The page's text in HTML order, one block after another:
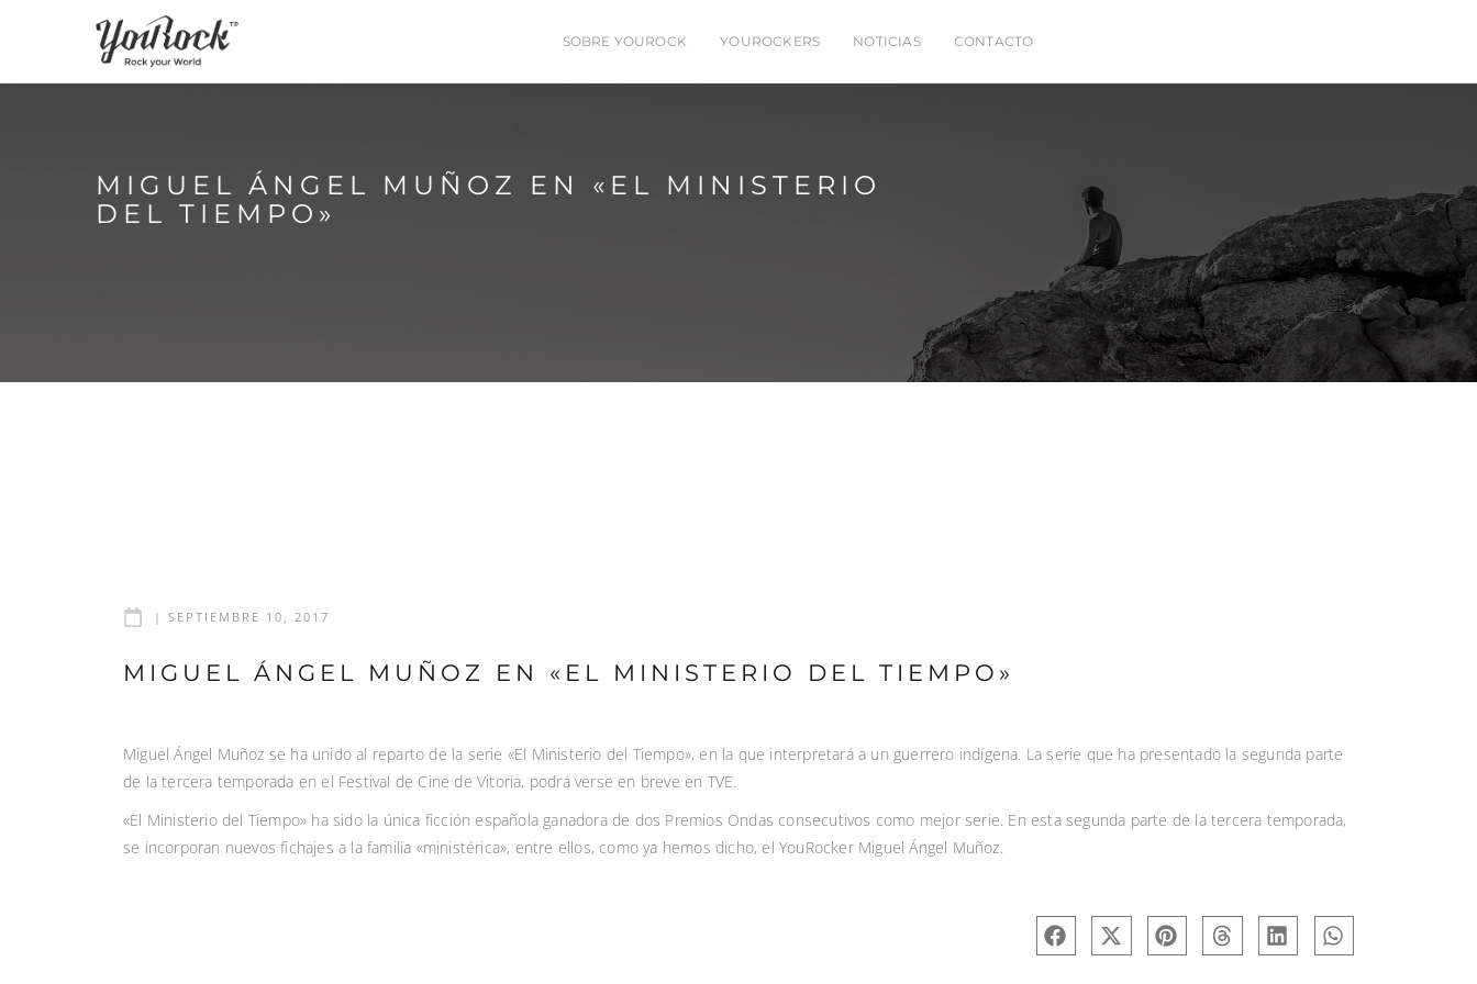
SOBRE YOUROCK YOUROCKERS NOTICIAS CONTACTO
MIGUEL ÁNGEL MUÑOZ EN «EL MINISTERIO
DEL TIEMPO»
| SEPTIEMBRE 10, 2017
MIGUEL ÁNGEL MUÑOZ EN «EL MINISTERIO DEL TIEMPO»
Miguel Ángel Muñoz se ha unido al reparto de la serie «El Ministerio del Tiempo», en la que interpretará a un guerrero indígena. La serie que ha presentado la segunda parte
de la tercera temporada en el Festival de Cine de Vitoria, podrá verse en breve en TVE.
«El Ministerio del Tiempo» ha sido la única ficción española ganadora de dos Premios Ondas consecutivos como mejor serie. En esta segunda parte de la tercera temporada,
se incorporan nuevos fichajes a la familia «ministérica», entre ellos, como ya hemos dicho, el YouRocker Miguel Ángel Muñoz.